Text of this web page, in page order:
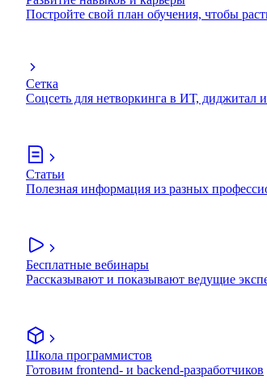
Постройте свой план обучения, чтобы
Сетка
Соцсеть для нетворкинга в ИТ, диджитал
Статьи
Полезная информация из разных
Бесплатные вебинары
Рассказывают и показывают ведущие
Школа программистов
Готовим frontend- и backend-разработчиков